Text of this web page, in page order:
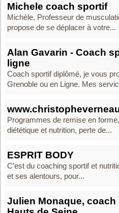
Michele coach sportif
Michèle, Professeur de
propose de se déplacer à votre...
Alan Gavarin - Coach
ligne
Coach sportif diplômé, je vous
Grenoble ou en Ligne. Mes
Programmes de remise en
diététique et nutrition, perte de...
ESPRIT BODY
C’est du coaching sportif et
et ses alentours, pour...
Julien Monaque,